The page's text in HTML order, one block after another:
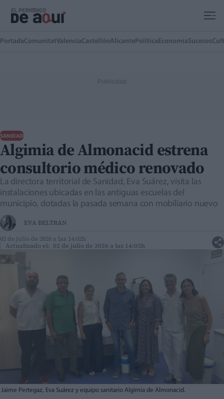
PortadaComunitatValenciaCastellónAlicante Política EconomíaSucesos
SANIDAD
Algimia de Almonacid estrena
consultorio médico renovado
La directora territorial de Sanidad, Eva Suárez, visita las
instalaciones ubicadas en las antiguas escuelas del
municipio, dotadas la pasada semana con mobiliario nuevo
EVA BELTRAN
02 de julio de 2026 a las 14:02h
Actualizado el: 02 de julio de 2026 a las 14:03h
Jaime Pertegaz, Eva Suárez y equipo sanitario Algimia de Almonacid.